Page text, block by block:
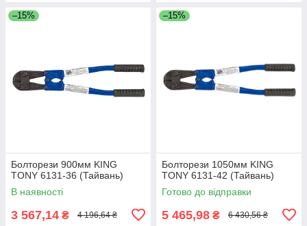
–15%
Болторези 900мм KING
TONY 6131-36 (Тайвань)
В наявності
3 567,14 ₴ 4 196,64 ₴
–15%
Болторези 1050мм KING
TONY 6131-42 (Тайвань)
Готово до відправки
5 465,98 ₴ 6 430,56 ₴